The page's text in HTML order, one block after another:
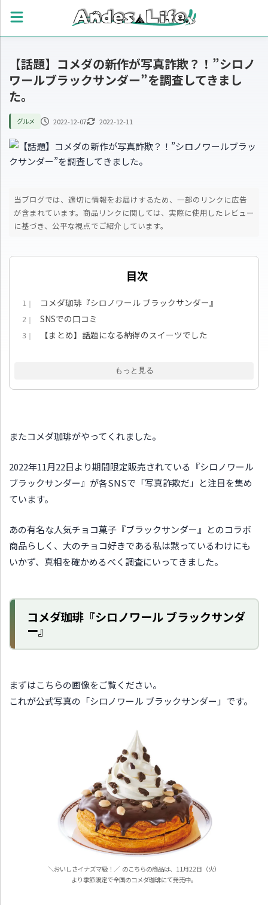
【話題】コメダの新作が写真詐欺？！”シロノ
ワールブラックサンダー”を調査してきまし
た。
グルメ 2022-12-07 2022-12-11
当ブログでは、適切に情報をお届けするため、一部のリンクに広告
が含まれています。 商品リンクに関しては、実際に使用したレビュー
に基づき、公平な視点でご紹介しています。
目次
1｜ コメダ珈琲『シロノワール ブラックサンダー』
2｜ SNSでの口コミ
3｜ 【まとめ】話題になる納得のスイーツでした
もっと見る
またコメダ珈琲がやってくれました。
2022年11月22日より期間限定販売されている『シロノワール
ブラックサンダー』が各SNSで「写真詐欺だ」と注目を集め
ています。
あの有名な人気チョコ菓子『ブラックサンダー』とのコラボ
商品らしく、大のチョコ好きである私は黙っているわけにも
いかず、真相を確かめるべく調査にいってきました。
コメダ珈琲『シロノワール ブラックサンダ
ー』
まずはこちらの画像をご覧ください。
これが公式写真の「シロノワール ブラックサンダー」です。
＼おいしさイナズマ級！／ のこちらの商品は、11月22日（火）
より季節限定で全国のコメダ珈琲にて発売中。